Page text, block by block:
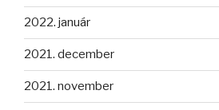
2022. január
2021. december
2021. november